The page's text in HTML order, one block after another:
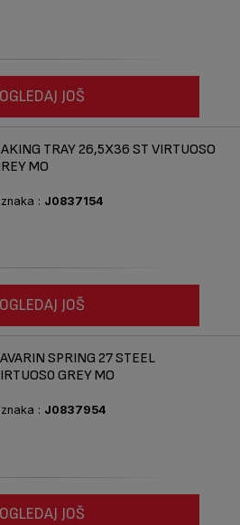
JOŠ
TRAY 26,5X36 ST VIRTUOSO
MO
: J0837154
JOŠ
SPRING 27 STEEL
GREY MO
: J0837954
JOŠ